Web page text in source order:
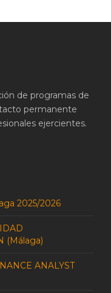
de programas de
permanente
ejercientes.
2025/2026
(Málaga)
ANALYST